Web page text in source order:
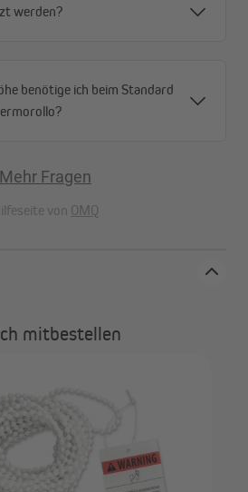
werden?
benötige ich beim Standard
Mehr Fragen
von OMQ
mitbestellen